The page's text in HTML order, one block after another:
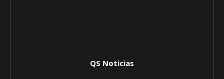
QS Noticias